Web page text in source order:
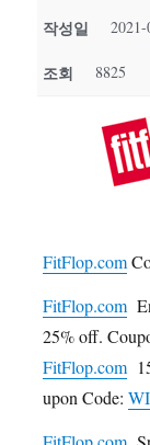
작성일
조회 8825
FitFlop.com
FitFlop.com
25% off.
FitFlop.com
upon Code: